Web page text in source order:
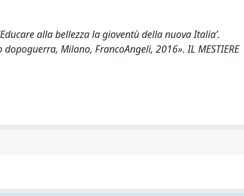
alla bellezza la gioventù della nuova Italia’.
Milano, FrancoAngeli, 2016». IL MESTIERE